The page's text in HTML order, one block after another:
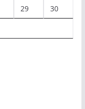
29 30